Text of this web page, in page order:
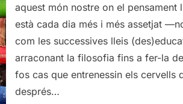
aquest món nostre on el pensament
està cada dia més i més assetjat
com les successives lleis
arraconant la filosofia fins a fer-la
fos cas que entrenessin els cervells
després…